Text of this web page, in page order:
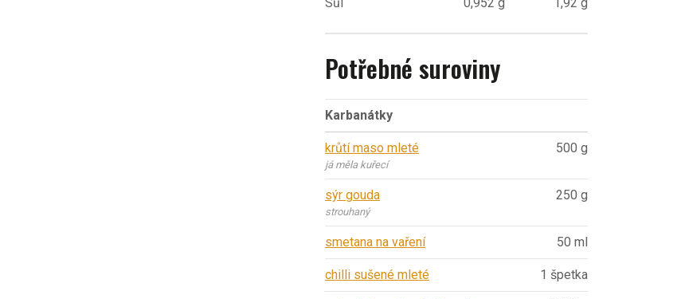
Potřebné suroviny
Karbanátky
krůtí maso mleté
já měla kuřecí
500 g
sýr gouda
strouhaný
250 g
smetana na vaření 50 ml
chilli sušené mleté 1 špetka